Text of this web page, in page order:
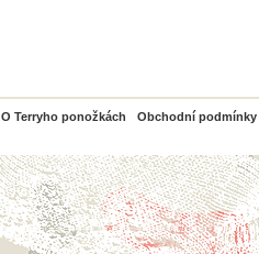
O Terryho ponožkách Obchodní podmínky
PayPal